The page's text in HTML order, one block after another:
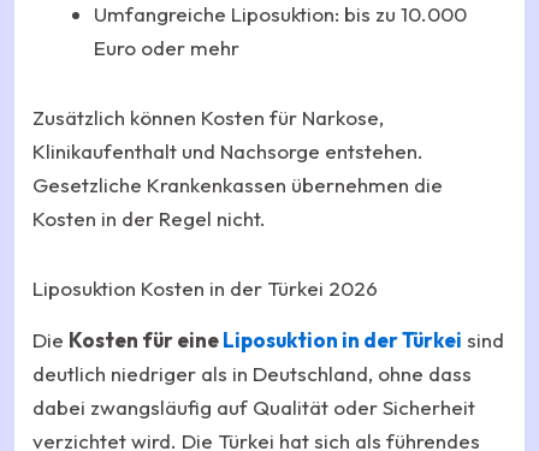
Umfangreiche Liposuktion: bis zu 10.000
Euro oder mehr
Zusätzlich können Kosten für Narkose,
Klinikaufenthalt und Nachsorge entstehen.
Gesetzliche Krankenkassen übernehmen die
Kosten in der Regel nicht.
Liposuktion Kosten in der Türkei 2026
Die Kosten für eineLiposuktion in der Türkei sind
deutlich niedriger als in Deutschland, ohne dass
dabei zwangsläufig auf Qualität oder Sicherheit
verzichtet wird. Die Türkei hat sich als führendes